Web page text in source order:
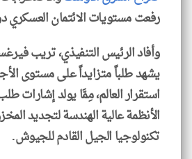
رفعت مستويات الائتمان العسكري
وأفاد الرئيس التنفيذي، تريب
يشهد طلباً متزايداً على مستوى
استقرار العالم، مِمَّا يولد إشارات
الأنظمة عالية الهندسة لتجديد
تكنولوجيا الجيل القادم للجيوش.